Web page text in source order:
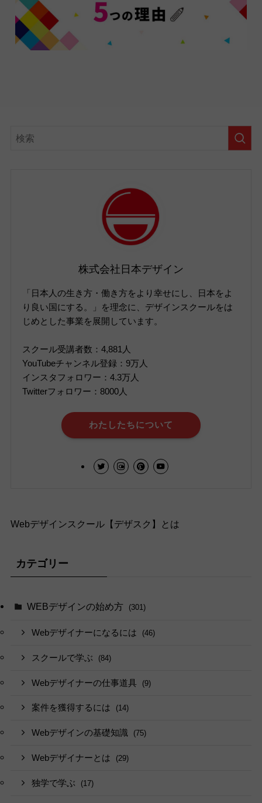
株式会社日本デザイン
「日本人の生き方・働き方をより幸せにし、日本をよ
り良い国にする。」を理念に、デザインスクールをは
じめとした事業を展開しています。
スクール受講者数：4,881人
YouTubeチャンネル登録：9万人
インスタフォロワー：4.3万人
Twitterフォロワー：8000人
わたしたちについて
Webデザインスクール【デザスク】とは
カテゴリー
WEBデザインの始め方 (301)
Webデザイナーになるには (46)
スクールで学ぶ (84)
Webデザイナーの仕事道具 (9)
案件を獲得するには (14)
Webデザインの基礎知識 (75)
Webデザイナーとは (29)
独学で学ぶ (17)